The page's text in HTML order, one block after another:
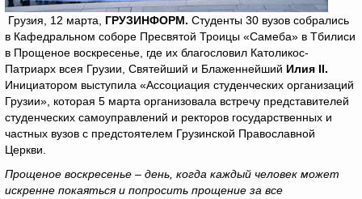
Грузия, 12 марта, ГРУЗИНФОРМ. Студенты 30 вузов собрались
в Кафедральном соборе Пресвятой Троицы «Самеба» в Тбилиси
в Прощеное воскресенье, где их благословил Католикос-
Патриарх всея Грузии, Святейший и Блаженнейший Илия II.
Инициатором выступила «Ассоциация студенческих организаций
Грузии», которая 5 марта организовала встречу представителей
студенческих самоуправлений и ректоров государственных и
частных вузов с предстоятелем Грузинской Православной
Церкви.
Прощеное воскресенье – день, когда каждый человек может
искренне покаяться и попросить прощение за все